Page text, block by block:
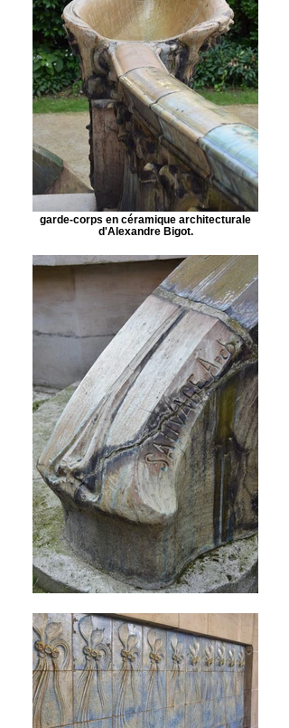
garde-corps en céramique architecturale
d'Alexandre Bigot.